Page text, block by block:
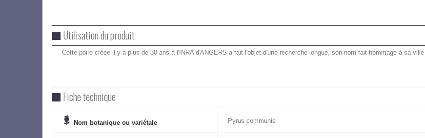
Utilisation du produit
Cette poire créée il y a plus de 30 ans à l'INRA d'ANGERS a fait l'objet d'une recherche longue, son nom fait hommage à sa
Fiche technique
Nom botanique ou variétale Pyrus communis